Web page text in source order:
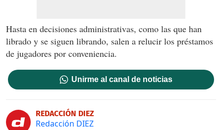
Hasta en decisiones administrativas, como las que han
librado y se siguen librando, salen a relucir los préstamos
de jugadores por conveniencia.
Unirme al canal de noticias
REDACCIÓN DIEZ
Redacción DIEZ